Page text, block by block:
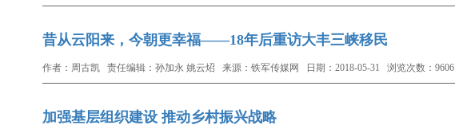
昔从云阳来，今朝更幸福――18年后重访大丰三峡移民
作者：周古凯 责任编辑：孙加永 姚云炤 来源：铁军传媒网 日期：2018-05-31 浏览次数：9606
加强基层组织建设 推动乡村振兴战略